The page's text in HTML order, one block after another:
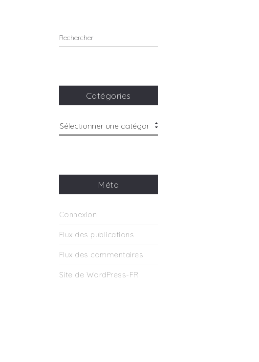
Catégories
Méta
Connexion
Flux des publications
Flux des commentaires
Site de WordPress-FR